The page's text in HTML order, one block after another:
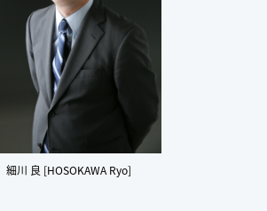
細川 良 [HOSOKAWA Ryo]